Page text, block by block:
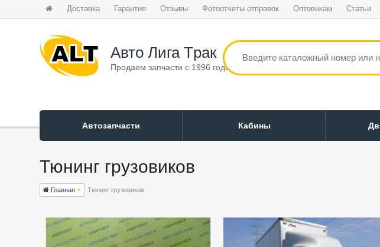
Доставка Гарантия Отзывы Фотоотчеты отправок Оптовикам Статьи
Авто Лига Tрак
Продаем запчасти с 1996 года
Автозапчасти Кабины
Тюнинг грузовиков
Главная Тюнинг грузовиков